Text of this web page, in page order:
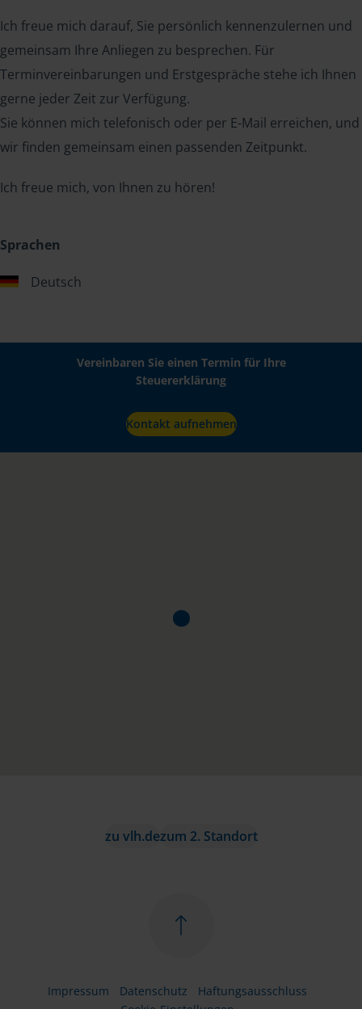
Ich freue mich darauf, Sie persönlich kennenzulernen und
gemeinsam Ihre Anliegen zu besprechen. Für
Terminvereinbarungen und Erstgespräche stehe ich Ihnen
gerne jeder Zeit zur Verfügung.
Sie können mich telefonisch oder per E-Mail erreichen, und
wir finden gemeinsam einen passenden Zeitpunkt.
Ich freue mich, von Ihnen zu hören!
Sprachen
Deutsch
Vereinbaren Sie einen Termin für Ihre
Steuererklärung
Kontakt aufnehmen
zu vlh.dezum 2. Standort
Impressum Datenschutz
Haftungsausschluss